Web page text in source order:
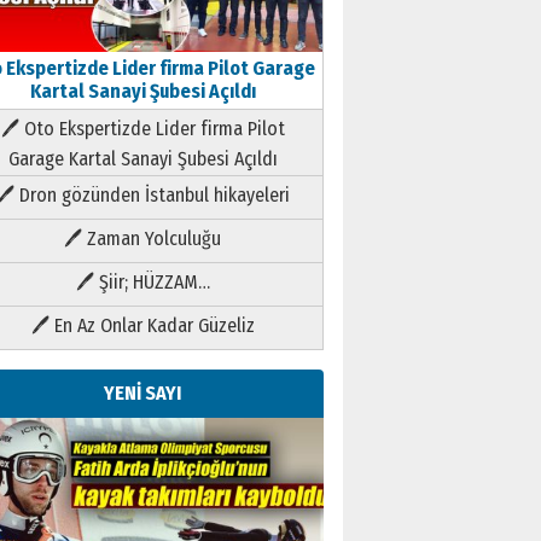
Ekspertizde Lider firma Pilot Garage
Kartal Sanayi Şubesi Açıldı
🖊 Oto Ekspertizde Lider firma Pilot
Garage Kartal Sanayi Şubesi Açıldı
Dron gözünden İstanbul hikayeleri
🖊 Zaman Yolculuğu
🖊 Şiir; HÜZZAM…
🖊 En Az Onlar Kadar Güzeliz
YENİ SAYI